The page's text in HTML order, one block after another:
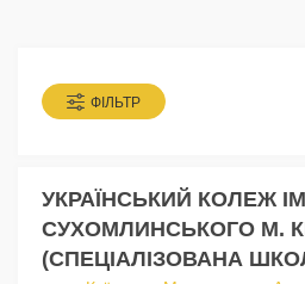
ФІЛЬТР
УКРАЇНСЬКИЙ КОЛЕЖ
СУХОМЛИНСЬКОГО М.
(СПЕЦІАЛІЗОВАНА